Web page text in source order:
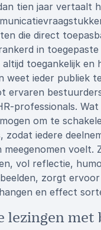
tien jaar vertaalt
die direct
in
toegankelijk en
weet ieder publiek
ervaren
professionals. Wat
om te
zodat iedere
meegenomen voelt.
vol reflectie,
zorgt
en effect
lezingen met